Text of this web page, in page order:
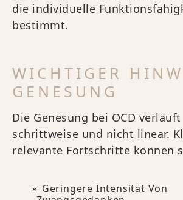
die individuelle
bestimmt.
WICHTIGER
GENESUNG
Die Genesung bei OCD
schrittweise und nicht linear.
relevante Fortschritte können
Geringere Intensität Von